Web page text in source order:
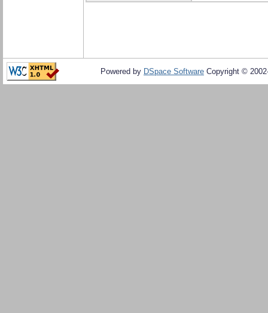
Powered by DSpace Software Copyright ©